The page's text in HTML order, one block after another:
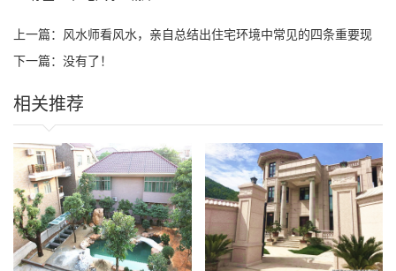
上一篇： 风水师看风水，亲自总结出住宅环境中常见的四条重要现
象
下一篇：没有了！
相关推荐